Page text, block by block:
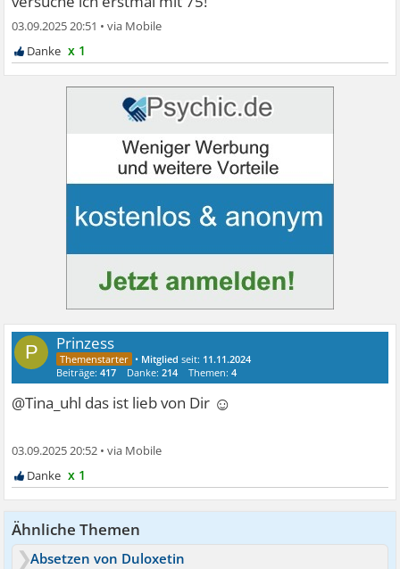
03.09.2025 20:51 •
x 1
P Prinzess
• Mitglied seit: 11.11.2024
Beiträge:417 Danke:214 Themen:4
@Tina_uhl das ist lieb von Dir ☺
03.09.2025 20:52 •
x 1
Ähnliche Themen
Absetzen von Duloxetin